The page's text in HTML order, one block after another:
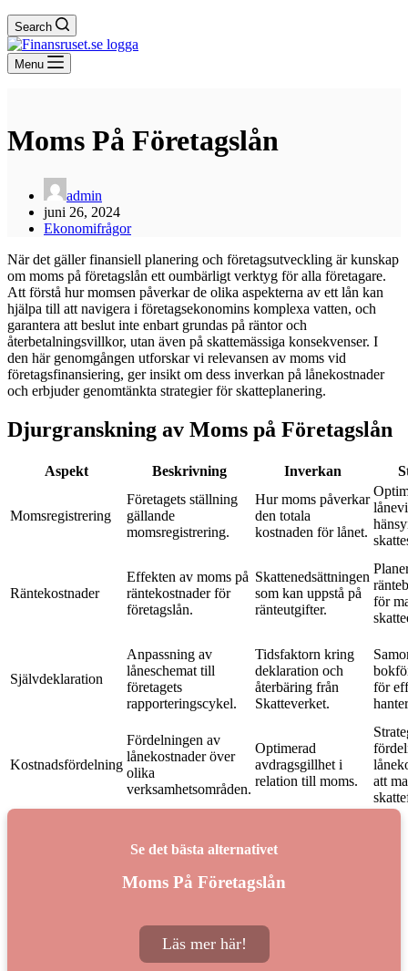
Search
Menu
Moms På Företagslån
admin
juni 26, 2024
Ekonomifrågor
När det gäller finansiell planering och företagsutveckling är kunskap
om moms på företagslån ett oumbärligt verktyg för alla företagare.
Att förstå hur momsen påverkar de olika aspekterna av ett lån kan
hjälpa till att navigera i företagsekonomins komplexa vatten, och
garantera att beslut inte enbart grundas på räntor och
återbetalningsvillkor, utan även på skattemässiga konsekvenser. I
den här genomgången utforskar vi relevansen av moms vid
företagsfinansiering, ger insikt om dess inverkan på lånekostnader
och erbjuder genomtänkta strategier för skatteplanering.
Djurgranskning av Moms på Företagslån
Aspekt Beskrivning Inverkan
Momsregistrering
Företagets ställning
gällande
momsregistrering.
Hur moms påverkar
den totala
kostnaden för lånet.
Räntekostnader
Effekten av moms på
räntekostnader för
företagslån.
Skattenedsättningen
som kan uppstå på
ränteutgifter.
för
Självdeklaration
Anpassning av
låneschemat till
företagets
rapporteringscykel.
Tidsfaktorn kring
deklaration och
återbäring från
Skatteverket.
för
Kostnadsfördelning
Fördelningen av
lånekostnader över
olika
verksamhetsområden.
Optimerad
avdragsgillhet i
relation till moms.
att
Se det bästa alternativet
Moms På Företagslån
Läs mer här!